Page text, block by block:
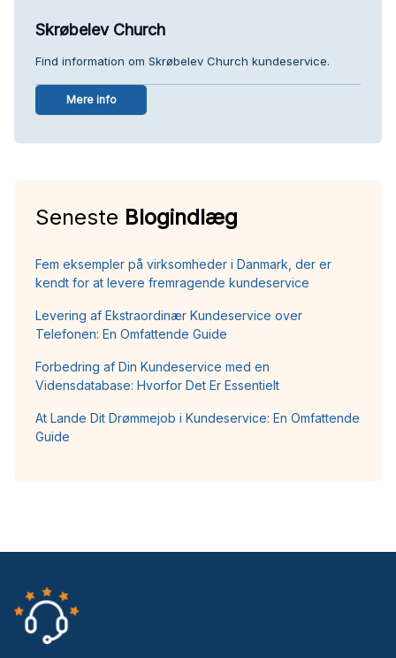
Skrøbelev Church
Find information om Skrøbelev Church kundeservice.
Mere info
Seneste Blogindlæg
Fem eksempler på virksomheder i Danmark, der er
kendt for at levere fremragende kundeservice
Levering af Ekstraordinær Kundeservice over
Telefonen: En Omfattende Guide
Forbedring af Din Kundeservice med en
Vidensdatabase: Hvorfor Det Er Essentielt
At Lande Dit Drømmejob i Kundeservice: En Omfattende
Guide